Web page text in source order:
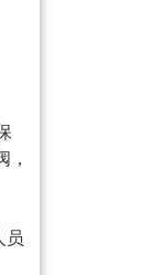
，
员